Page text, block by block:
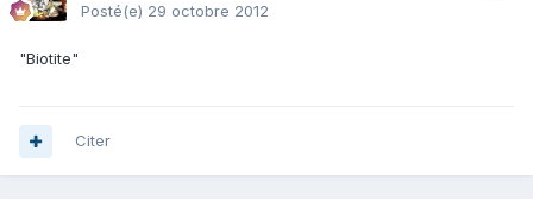
Posté(e) 29 octobre 2012
"Biotite"
Citer